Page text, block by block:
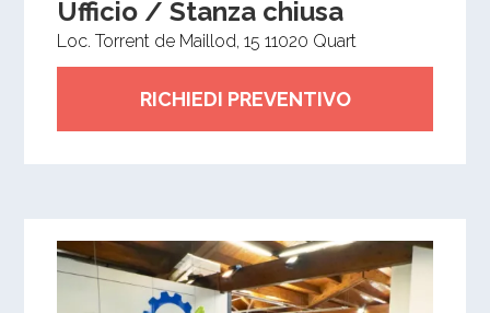
Ufficio / Stanza chiusa
Loc. Torrent de Maillod, 1511020 Quart
RICHIEDI PREVENTIVO